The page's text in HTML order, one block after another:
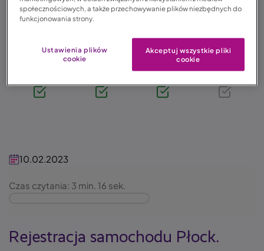
Image
Oblicz składkę
10.02.2023
Czas czytania: 3 min. 16 sek.
Rejestracja samochodu Płock.
społecznościowych, a także przechowywanie plików niezbędnych do
funkcjonowania strony.
Ustawienia plików
cookie
Akceptuj wszystkie pliki
cookie